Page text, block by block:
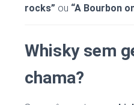
rocks” ou “A Bourbon
Whisky sem
chama?